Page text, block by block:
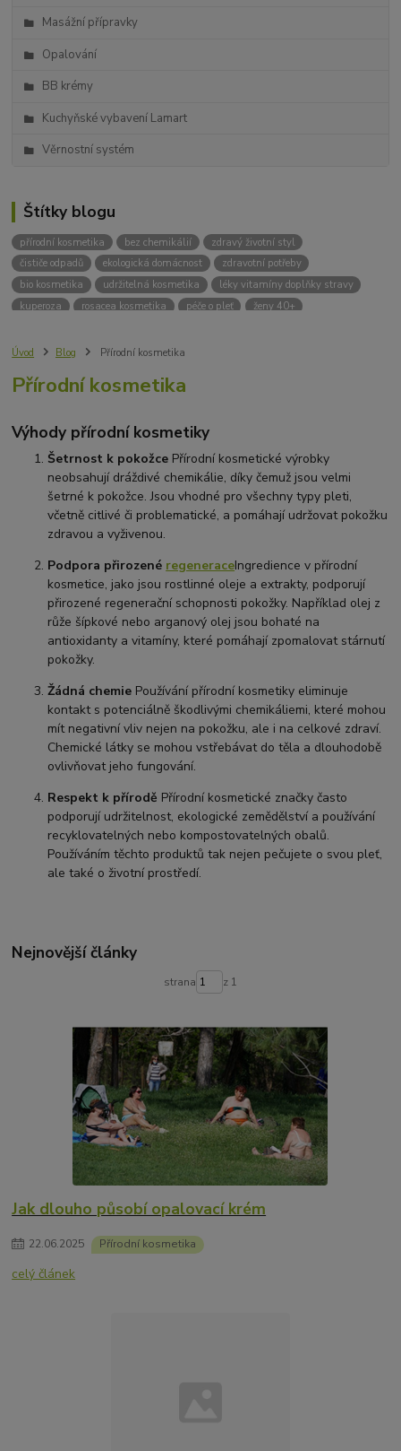
Masážní přípravky
Opalování
BB krémy
Kuchyňské vybavení Lamart
Věrnostní systém
Štítky blogu
přírodní kosmetika bez chemikálií
zdravý životní styl
čističe odpadů
ekologická domácnost
zdravotní potřeby
bio kosmetika
udržitelná kosmetika
léky vitamíny doplňky stravy
kuperoza
rosacea kosmetika péče o pleť
ženy 40+
bez chemie
biodrogerie bio čističe
Přírodní čistící prostředky
ekologické čistící prostředky na podlahu
Jak se zbavit lupů
Příčiny lupů Léčba lupů
Suchá pokožka hlavy a lupy
Přírodní prostředky na lupy
Seboroická dermatitida a lupy
Šampon proti lupům
Mastná pokožka hlavy a lupy
Svědění pokožky hlavy
Kvasinky a lupy
diadnostické testy pH proužky
pH tester
měření moči
hodnota pH
měření pH
alkalická koupel
Úvod Blog Přírodní kosmetika
Přírodní kosmetika
Výhody přírodní kosmetiky
Šetrnost k pokožce Přírodní kosmetické výrobky
neobsahují dráždivé chemikálie, díky čemuž jsou velmi
šetrné k pokožce. Jsou vhodné pro všechny typy pleti,
včetně citlivé či problematické, a pomáhají udržovat pokožku
zdravou a vyživenou.
Podpora přirozené regeneraceIngredience v přírodní
kosmetice, jako jsou rostlinné oleje a extrakty, podporují
přirozené regenerační schopnosti pokožky. Například olej z
růže šípkové nebo arganový olej jsou bohaté na
antioxidanty a vitamíny, které pomáhají zpomalovat stárnutí
pokožky.
Žádná chemie Používání přírodní kosmetiky eliminuje
kontakt s potenciálně škodlivými chemikáliemi, které mohou
mít negativní vliv nejen na pokožku, ale i na celkové zdraví.
Chemické látky se mohou vstřebávat do těla a dlouhodobě
ovlivňovat jeho fungování.
Respekt k přírodě Přírodní kosmetické značky často
podporují udržitelnost, ekologické zemědělství a používání
recyklovatelných nebo kompostovatelných obalů.
Používáním těchto produktů tak nejen pečujete o svou pleť,
ale také o životní prostředí.
Nejnovější články
strana z 1
Jak dlouho působí opalovací krém
22.06.2025 Přírodní kosmetika
celý článek